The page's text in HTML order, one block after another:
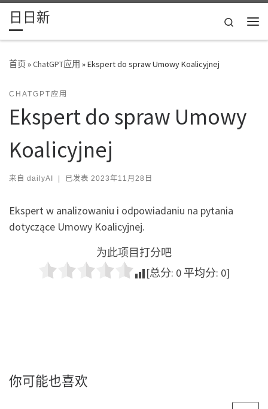
Skip to content
日日新
Search
首页»ChatGPT应用 »Ekspert do spraw Umowy Koalicyjnej
CHATGPT应用
Ekspert do spraw Umowy
Koalicyjnej
来自 dailyAI | 已发表 2023年11月28日
Ekspert w analizowaniu i odpowiadaniu na pytania
dotyczące Umowy Koalicyjnej.
为此项目打分吧
[总分: 0 平均分: 0]
你可能也喜欢